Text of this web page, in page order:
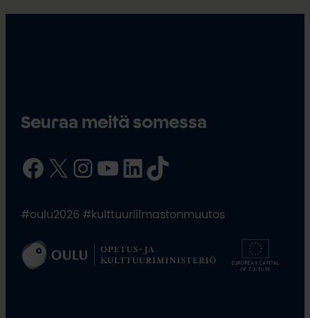
Seuraa meitä somessa
Facebook X InstagramYouTube LinkedIn TikTok
#oulu2026 #kulttuuriilmastonmuutos